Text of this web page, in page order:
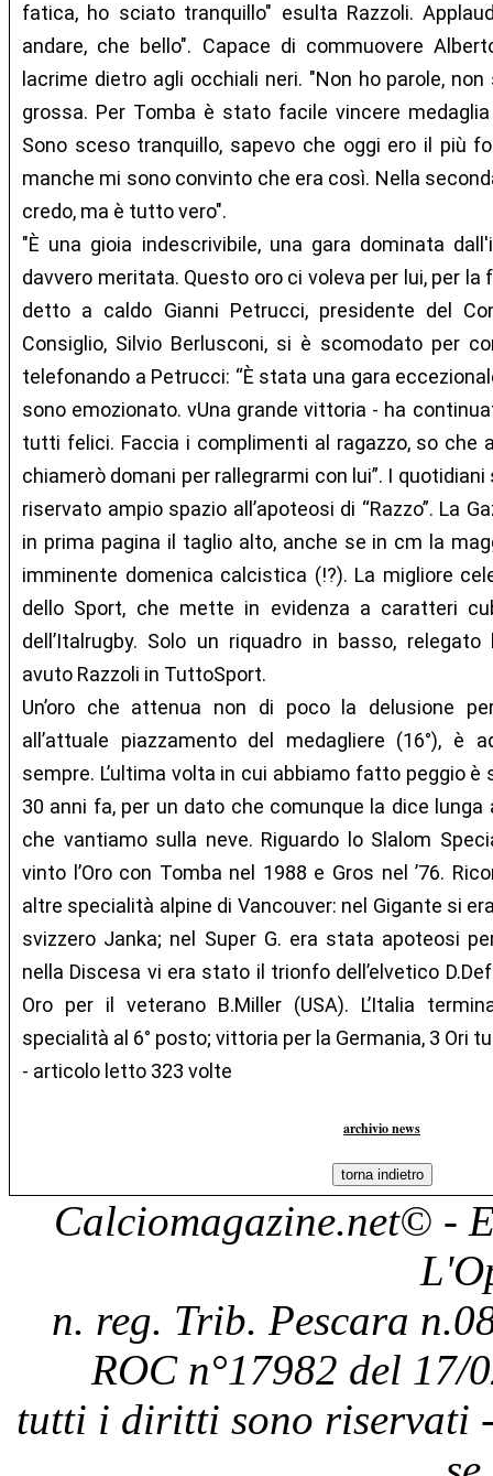
fatica, ho sciato tranquillo" esulta Razzoli.
andare, che bello". Capace di commuovere
lacrime dietro agli occhiali neri. "Non ho parole,
grossa. Per Tomba è stato facile vincere
Sono sceso tranquillo, sapevo che oggi ero il più
manche mi sono convinto che era così. Nella
credo, ma è tutto vero".
"È una gioia indescrivibile, una gara dominata
davvero meritata. Questo oro ci voleva per lui, per la
detto a caldo Gianni Petrucci, presidente del
Consiglio, Silvio Berlusconi, si è scomodato per
telefonando a Petrucci: “È stata una gara
sono emozionato. vUna grande vittoria - ha
tutti felici. Faccia i complimenti al ragazzo, so che
chiamerò domani per rallegrarmi con lui”. I
riservato ampio spazio all’apoteosi di “Razzo”. La
in prima pagina il taglio alto, anche se in cm la
imminente domenica calcistica (!?). La migliore
dello Sport, che mette in evidenza a caratteri
dell’Italrugby. Solo un riquadro in basso, relegato
avuto Razzoli in TuttoSport.
Un’oro che attenua non di poco la delusione
all’attuale piazzamento del medagliere (16°), è
sempre. L’ultima volta in cui abbiamo fatto peggio è
30 anni fa, per un dato che comunque la dice
che vantiamo sulla neve. Riguardo lo Slalom
vinto l’Oro con Tomba nel 1988 e Gros nel ’76.
altre specialità alpine di Vancouver: nel Gigante si
svizzero Janka; nel Super G. era stata apoteosi
nella Discesa vi era stato il trionfo dell’elvetico
Oro per il veterano B.Miller (USA). L’Italia
specialità al 6° posto; vittoria per la Germania, 3 Ori
- articolo letto 323 volte
archivio news
Calciomagazine.net© -
n. reg. Trib. Pescara
ROC n°17982 del 17/
tutti i diritti sono riservati